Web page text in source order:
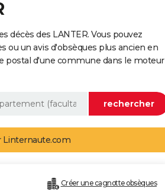
décès des LANTER. Vous pouvez
ou un avis d'obsèques plus ancien en
postal d'une commune dans le moteur
Créer une cagnotte obsèques